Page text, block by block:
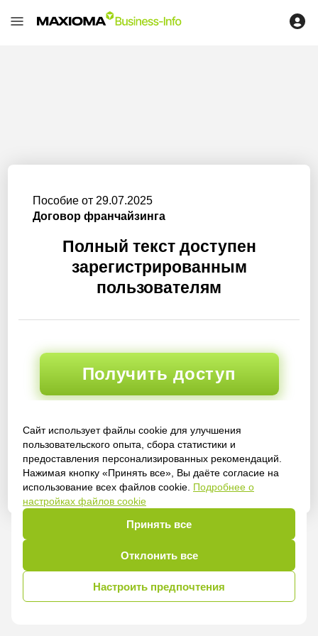
Сайт использует файлы cookie для улучшения
пользовательского опыта, сбора статистики и
предоставления персонализированных рекомендаций.
Нажимая кнопку «Принять все», Вы даёте согласие на
использование всех файлов cookie. Подробнее о
настройках файлов cookie
Принять все
Отклонить все
Настроить предпочтения
Пособие от 29.07.2025
Договор франчайзинга
Полный текст доступен
зарегистрированным
пользователям
Получить доступ
Войти